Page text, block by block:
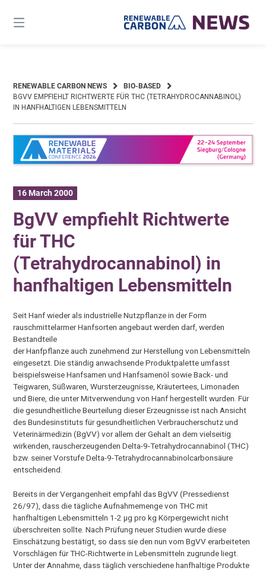
content
RENEWABLE CARBON NEWS
BIO-BASED
BGVV EMPFIEHLT RICHTWERTE FÜR THC (TETRAHYDROCANNABINOL)
IN HANFHALTIGEN LEBENSMITTELN
16 March 2000
BgVV empfiehlt Richtwerte
für THC
(Tetrahydrocannabinol) in
hanfhaltigen Lebensmitteln
Seit Hanf wieder als industrielle Nutzpflanze in der Form
rauschmittelarmer Hanfsorten angebaut werden darf, werden
Bestandteile
der Hanfpflanze auch zunehmend zur Herstellung von Lebensmitteln
eingesetzt. Die ständig anwachsende Produktpalette umfasst
beispielsweise Hanfsamen und Hanfsamenöl sowie Back- und
Teigwaren, Süßwaren, Wursterzeugnisse, Kräutertees, Limonaden
und Biere, die unter Mitverwendung von Hanf hergestellt wurden. Für
die gesundheitliche Beurteilung dieser Erzeugnisse ist nach Ansicht
des Bundesinstituts für gesundheitlichen Verbraucherschutz und
Veterinärmedizin (BgVV) vor allem der Gehalt an dem vielseitig
wirkenden, rauscherzeugenden Delta-9-Tetrahydrocannabinol (THC)
bzw. seiner Vorstufe Delta-9-Tetrahydrocannabinolcarbonsäure
entscheidend.
Bereits in der Vergangenheit empfahl das BgVV (Pressedienst
26/97), dass die tägliche Aufnahmemenge von THC mit
hanfhaltigen Lebensmitteln 1-2 µg pro kg Körpergewicht nicht
überschreiten sollte. Nach Prüfung neuer Studien wurde diese
Einschätzung bestätigt, so dass sie den nun vom BgVV erarbeiteten
Vorschlägen für THC-Richtwerte in Lebensmitteln zugrunde liegt.
Unter der Annahme, dass täglich verschiedene hanfhaltige Produkte